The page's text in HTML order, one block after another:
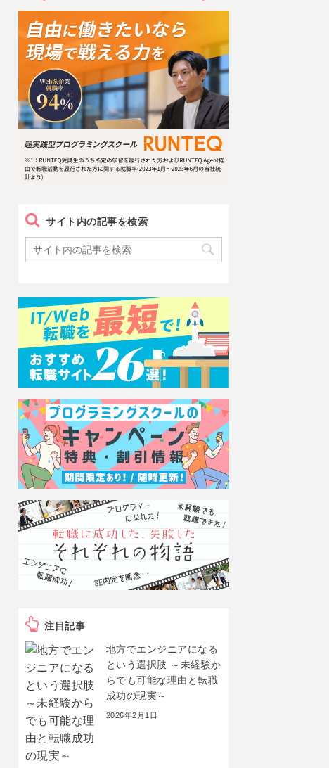
サイト内の記事を検索
注目記事
地方でエンジニアになる
という選択肢 ～未経験か
らでも可能な理由と転職
成功の現実～
2026年2月1日